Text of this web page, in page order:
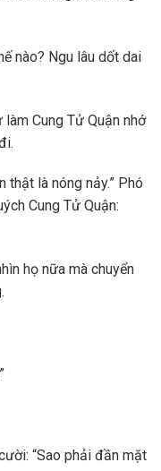
nào? Ngu lâu dốt dai
Cung Tử Quận nhớ
thật là nóng nảy.” Phó
Cung Tử Quận:
họ nữa mà chuyển
“Sao phải đần mặt